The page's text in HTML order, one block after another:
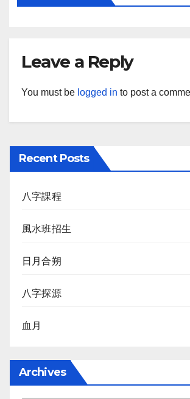
Leave a Reply
You must be logged in to post a
Recent Posts
八字課程
風水班招生
日月合朔
八字探源
血月
Archives